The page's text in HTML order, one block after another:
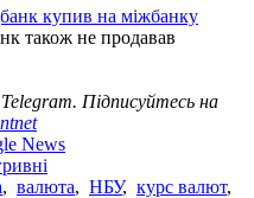
купив на міжбанку
також не продавав
Підписуйтесь на
News
, валюта, НБУ, курс валют,